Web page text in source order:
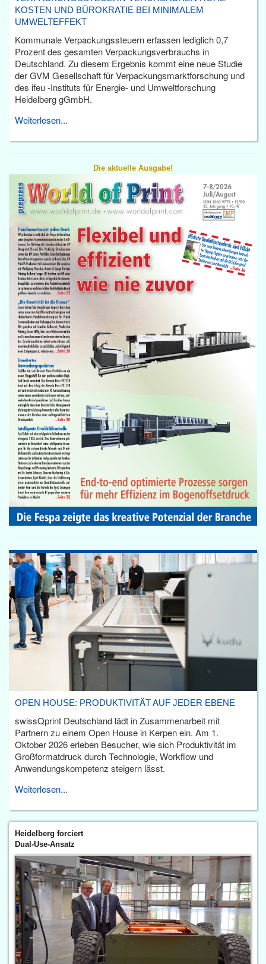
KOSTEN UND BÜROKRATIE BEI MINIMALEM
UMWELTEFFEKT
Kommunale Verpackungssteuern erfassen lediglich 0,7
Prozent des gesamten Verpackungsverbrauchs in
Deutschland. Zu diesem Ergebnis kommt eine neue Studie
der GVM Gesellschaft für Verpackungsmarktforschung und
des ifeu -Instituts für Energie- und Umweltforschung
Heidelberg gGmbH.
Weiterlesen...
Die aktuelle Ausgabe!
OPEN HOUSE: PRODUKTIVITÄT AUF JEDER EBENE
swissQprint Deutschland lädt in Zusammenarbeit mit
Partnern zu einem Open House in Kerpen ein. Am 1.
Oktober 2026 erleben Besucher, wie sich Produktivität im
Großformatdruck durch Technologie, Workflow und
Anwendungskompetenz steigern lässt.
Weiterlesen...
Heidelberg forciert
Dual-Use-Ansatz